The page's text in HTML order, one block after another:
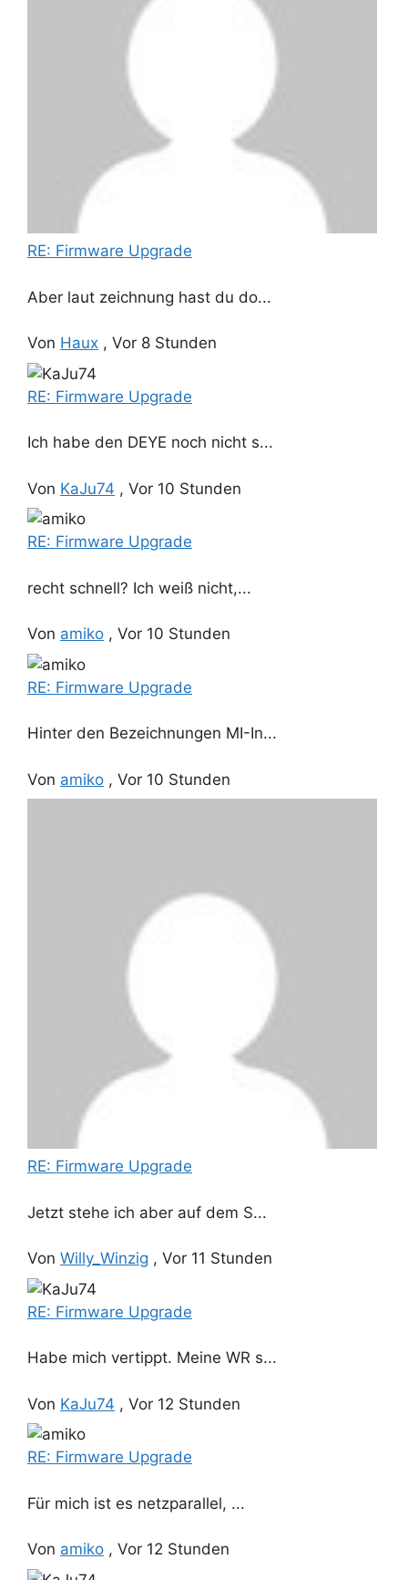
RE: Firmware Upgrade
Aber laut zeichnung hast du do...
Von Haux , Vor 8 Stunden
RE: Firmware Upgrade
Ich habe den DEYE noch nicht s...
Von KaJu74 , Vor 10 Stunden
RE: Firmware Upgrade
recht schnell? Ich weiß nicht,...
Von amiko , Vor 10 Stunden
RE: Firmware Upgrade
Hinter den Bezeichnungen MI-In...
Von amiko , Vor 10 Stunden
RE: Firmware Upgrade
Jetzt stehe ich aber auf dem S...
Von Willy_Winzig , Vor 11 Stunden
RE: Firmware Upgrade
Habe mich vertippt. Meine WR s...
Von KaJu74 , Vor 12 Stunden
RE: Firmware Upgrade
Für mich ist es netzparallel, ...
Von amiko , Vor 12 Stunden